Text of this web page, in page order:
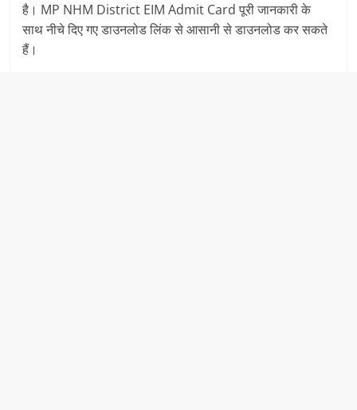
है। MP NHM District EIM Admit Card पूरी जानकारी के
साथ नीचे दिए गए डाउनलोड लिंक से आसानी से डाउनलोड कर सकते
हैं।